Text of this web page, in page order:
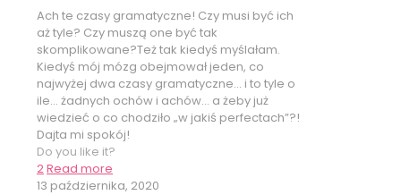
Ach te czasy gramatyczne! Czy musi być ich
aż tyle? Czy muszą one być tak
skomplikowane?Też tak kiedyś myślałam.
Kiedyś mój mózg obejmował jeden, co
najwyżej dwa czasy gramatyczne… i to tyle o
ile… żadnych ochów i achów… a żeby już
wiedzieć o co chodziło „w jakiś perfectach”?!
Dajta mi spokój!
Do you like it?
2Read more
13 października, 2020